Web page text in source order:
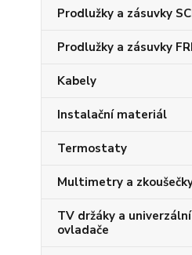
Prodlužky a zásuvky
Prodlužky a zásuvky
Kabely
Instalační materiál
Termostaty
Multimetry a
TV držáky a univerzální
ovladače